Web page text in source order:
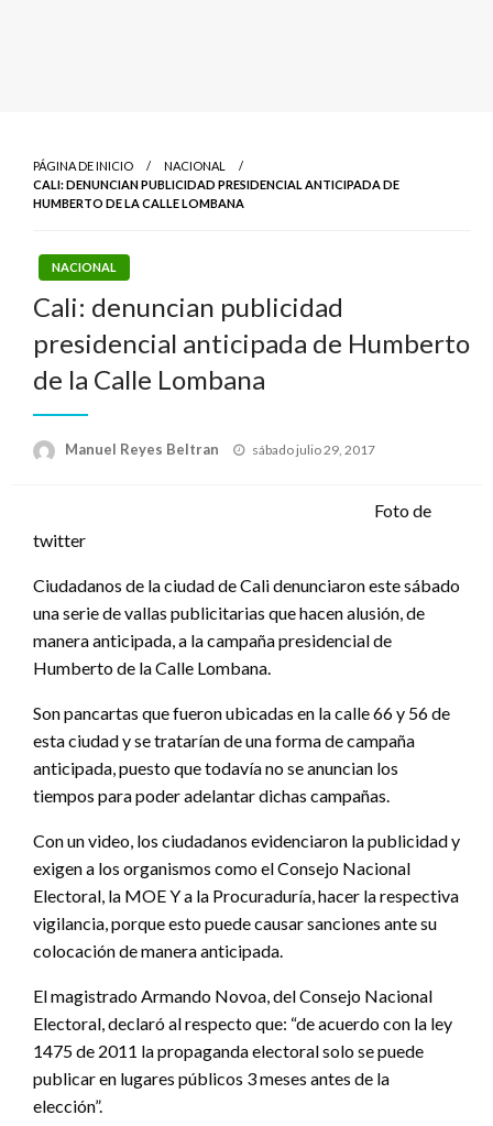
PÁGINA DE INICIO
NACIONAL
CALI: DENUNCIAN PUBLICIDAD PRESIDENCIAL ANTICIPADA DE
HUMBERTO DE LA CALLE LOMBANA
NACIONAL
Cali: denuncian publicidad
presidencial anticipada de Humberto
de la Calle Lombana
Manuel Reyes Beltran
Publicado
sábado julio 29, 2017
Foto de
twitter
Ciudadanos de la ciudad de Cali denunciaron este sábado
una serie de vallas publicitarias que hacen alusión, de
manera anticipada, a la campaña presidencial de
Humberto de la Calle Lombana.
Son pancartas que fueron ubicadas en la calle 66 y 56 de
esta ciudad y se tratarían de una forma de campaña
anticipada, puesto que todavía no se anuncian los
tiempos para poder adelantar dichas campañas.
Con un video, los ciudadanos evidenciaron la publicidad y
exigen a los organismos como el Consejo Nacional
Electoral, la MOE Y a la Procuraduría, hacer la respectiva
vigilancia, porque esto puede causar sanciones ante su
colocación de manera anticipada.
El magistrado Armando Novoa, del Consejo Nacional
Electoral, declaró al respecto que: “de acuerdo con la ley
1475 de 2011 la propaganda electoral solo se puede
publicar en lugares públicos 3 meses antes de la
elección”.